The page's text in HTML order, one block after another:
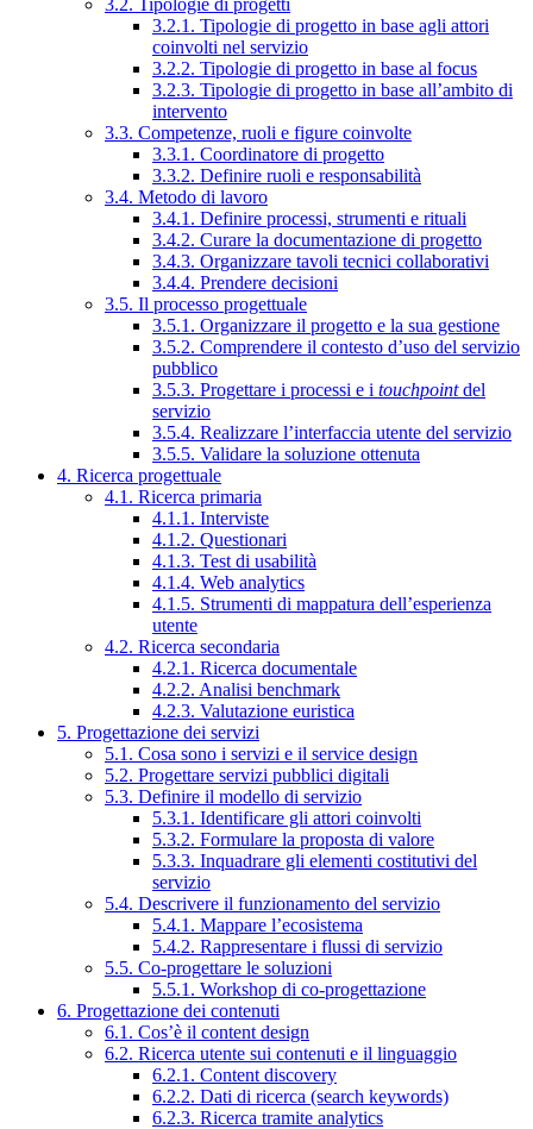
3.2. Tipologie di progetti
3.2.1. Tipologie di progetto in base agli attori
coinvolti nel servizio
3.2.2. Tipologie di progetto in base al focus
3.2.3. Tipologie di progetto in base all’ambito di
intervento
3.3. Competenze, ruoli e figure coinvolte
3.3.1. Coordinatore di progetto
3.3.2. Definire ruoli e responsabilità
3.4. Metodo di lavoro
3.4.1. Definire processi, strumenti e rituali
3.4.2. Curare la documentazione di progetto
3.4.3. Organizzare tavoli tecnici collaborativi
3.4.4. Prendere decisioni
3.5. Il processo progettuale
3.5.1. Organizzare il progetto e la sua gestione
3.5.2. Comprendere il contesto d’uso del servizio
pubblico
3.5.3. Progettare i processi e i touchpointdel
servizio
3.5.4. Realizzare l’interfaccia utente del servizio
3.5.5. Validare la soluzione ottenuta
4. Ricerca progettuale
4.1. Ricerca primaria
4.1.1. Interviste
4.1.2. Questionari
4.1.3. Test di usabilità
4.1.4. Web analytics
4.1.5. Strumenti di mappatura dell’esperienza
utente
4.2. Ricerca secondaria
4.2.1. Ricerca documentale
4.2.2. Analisi benchmark
4.2.3. Valutazione euristica
5. Progettazione dei servizi
5.1. Cosa sono i servizi e il service design
5.2. Progettare servizi pubblici digitali
5.3. Definire il modello di servizio
5.3.1. Identificare gli attori coinvolti
5.3.2. Formulare la proposta di valore
5.3.3. Inquadrare gli elementi costitutivi del
servizio
5.4. Descrivere il funzionamento del servizio
5.4.1. Mappare l’ecosistema
5.4.2. Rappresentare i flussi di servizio
5.5. Co-progettare le soluzioni
5.5.1. Workshop di co-progettazione
6. Progettazione dei contenuti
6.1. Cos’è il content design
6.2. Ricerca utente sui contenuti e il linguaggio
6.2.1. Content discovery
6.2.2. Dati di ricerca (search keywords)
6.2.3. Ricerca tramite analytics